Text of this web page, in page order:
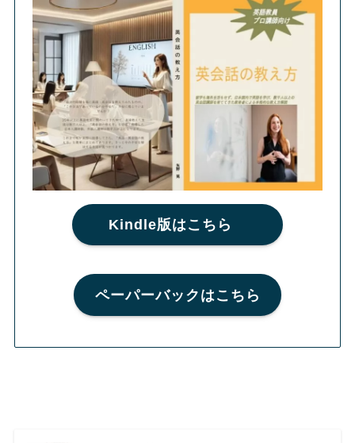
Kindle版はこちら
ペーパーバックはこちら